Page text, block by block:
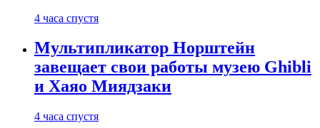
4 часа спустя
Мультипликатор Норштейн
завещает свои работы музею Ghibli
и Хаяо Миядзаки
4 часа спустя